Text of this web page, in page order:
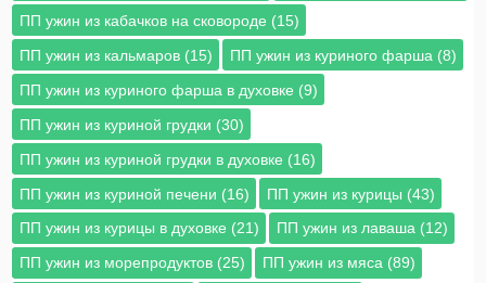
ПП ужин из кабачков на сковороде (15)
ПП ужин из кальмаров (15)
ПП ужин из куриного фарша (8)
ПП ужин из куриного фарша в духовке (9)
ПП ужин из куриной грудки (30)
ПП ужин из куриной грудки в духовке (16)
ПП ужин из куриной печени (16)
ПП ужин из курицы (43)
ПП ужин из курицы в духовке (21)
ПП ужин из лаваша (12)
ПП ужин из морепродуктов (25)
ПП ужин из мяса (89)